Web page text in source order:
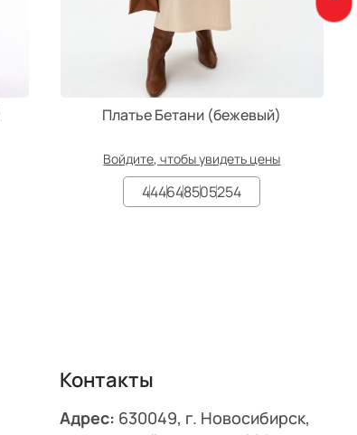
Платье Бетани (бежевый)
Войдите, чтобы увидеть цены
444648505254
Контакты
Адрес: 630049, г. Новосибирск,